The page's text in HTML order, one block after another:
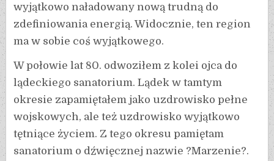
wyjątkowo naładowany nową trudną do
zdefiniowania energią. Widocznie, ten region
ma w sobie coś wyjątkowego.
W połowie lat 80. odwoziłem z kolei ojca do
lądeckiego sanatorium. Lądek w tamtym
okresie zapamiętałem jako uzdrowisko pełne
wojskowych, ale też uzdrowisko wyjątkowo
tętniące życiem. Z tego okresu pamiętam
sanatorium o dźwięcznej nazwie ?Marzenie?.